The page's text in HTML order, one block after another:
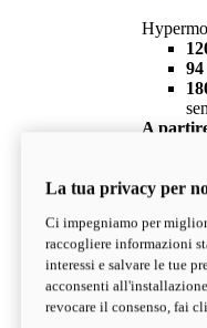
A
V2 SP
La tua privacy per
Ci impegniamo per
raccogliere informazioni
interessi e salvare le tue
acconsenti
revocare il consenso, fai